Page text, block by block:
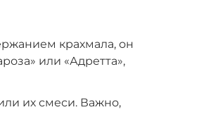
крахмала, он
или «Адретта»,
их смеси. Важно,